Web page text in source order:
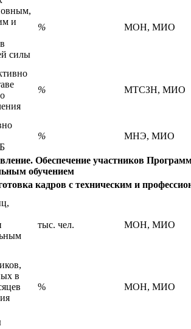
и
силы
% МОН, МИО
% МТСЗН, МИО
% МНЭ, МИО
Обеспечение участников
обучением
кадров с техническим и
тыс. чел. МОН, МИО
в
% МОН, МИО